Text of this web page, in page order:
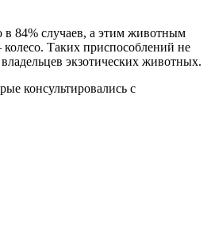
в 84% случаев, а этим животным
колесо. Таких приспособлений не
экзотических животных.
консультировались с